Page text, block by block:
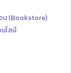
น (Bookstore)
ไลน์